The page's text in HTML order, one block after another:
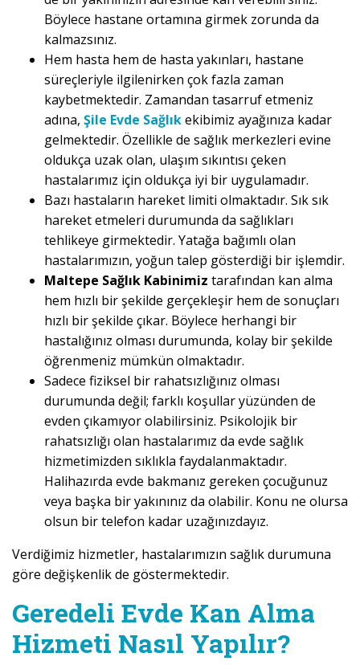
Böylece hastane ortamına girmek zorunda da
kalmazsınız.
Hem hasta hem de hasta yakınları, hastane
süreçleriyle ilgilenirken çok fazla zaman
kaybetmektedir. Zamandan tasarruf etmeniz
adına, Şile Evde Sağlıkekibimiz ayağınıza kadar
gelmektedir. Özellikle de sağlık merkezleri evine
oldukça uzak olan, ulaşım sıkıntısı çeken
hastalarımız için oldukça iyi bir uygulamadır.
Bazı hastaların hareket limiti olmaktadır. Sık sık
hareket etmeleri durumunda da sağlıkları
tehlikeye girmektedir. Yatağa bağımlı olan
hastalarımızın, yoğun talep gösterdiği bir işlemdir.
Maltepe Sağlık Kabinimiz tarafından kan alma
hem hızlı bir şekilde gerçekleşir hem de sonuçları
hızlı bir şekilde çıkar. Böylece herhangi bir
hastalığınız olması durumunda, kolay bir şekilde
öğrenmeniz mümkün olmaktadır.
Sadece fiziksel bir rahatsızlığınız olması
durumunda değil; farklı koşullar yüzünden de
evden çıkamıyor olabilirsiniz. Psikolojik bir
rahatsızlığı olan hastalarımız da evde sağlık
hizmetimizden sıklıkla faydalanmaktadır.
Halihazırda evde bakmanız gereken çocuğunuz
veya başka bir yakınınız da olabilir. Konu ne olursa
olsun bir telefon kadar uzağınızdayız.
Verdiğimiz hizmetler, hastalarımızın sağlık durumuna
göre değişkenlik de göstermektedir.
Geredeli Evde Kan Alma
Hizmeti Nasıl Yapılır?